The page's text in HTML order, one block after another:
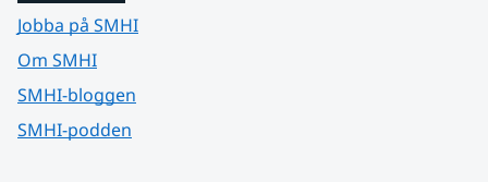
Jobba på SMHI
Om SMHI
SMHI-bloggen
SMHI-podden